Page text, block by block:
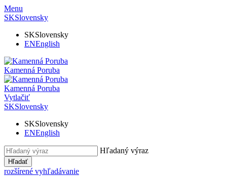
Menu
SKSlovensky
SKSlovensky
ENEnglish
Kamenná Poruba
Kamenná Poruba
Vytlačiť
SKSlovensky
SKSlovensky
ENEnglish
Hľadaný výraz
Hľadať
rozšírené vyhľadávanie